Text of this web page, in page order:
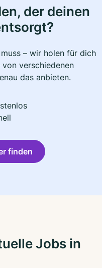
der deinen
– wir holen für dich
verschiedenen
das anbieten.
finden
Jobs in